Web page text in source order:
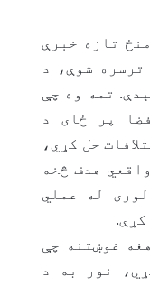
تازه خبرې
ترسره شوې، د
تمه وه چې
پر ځای د
حل کړي،
هدف څخه
له عملي
غوښتنه چې
نور به د